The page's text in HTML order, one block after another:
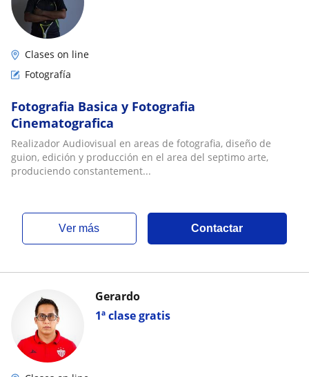
Clases on line
Fotografía
Fotografia Basica y Fotografia
Cinematografica
Realizador Audiovisual en areas de fotografia, diseño de
guion, edición y producción en el area del septimo arte,
produciendo constantement...
ver más Contactar
1ª clase gratis
Gerardo